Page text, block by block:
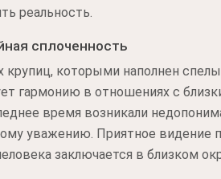
реальность.
сплоченность
которыми наполнен
гармонию в отношениях с
время возникали
уважению. Приятное видение
заключается в близком